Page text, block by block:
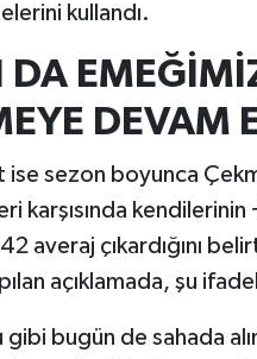
kullandı.
DA
DEVAM
ise sezon boyunca
karşısında
averaj çıkardığını
açıklamada, şu
bugün de sahada